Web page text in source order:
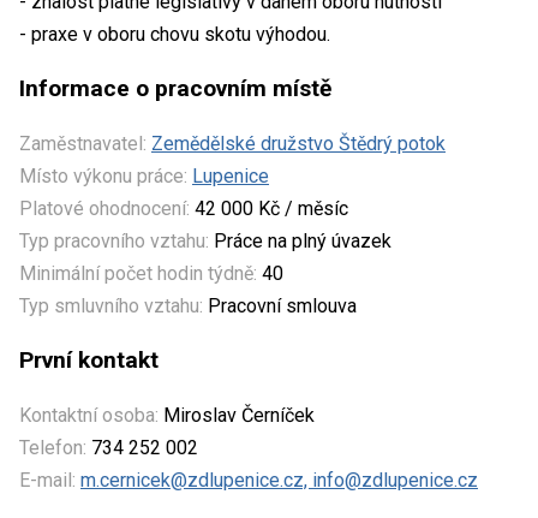
- praxe v oboru chovu skotu výhodou.
Informace o pracovním místě
Zaměstnavatel: Zemědělské družstvo Štědrý potok
Místo výkonu práce: Lupenice
Platové ohodnocení: 42 000 Kč / měsíc
Typ pracovního vztahu: Práce na plný úvazek
Minimální počet hodin týdně: 40
Typ smluvního vztahu: Pracovní smlouva
První kontakt
Kontaktní osoba: Miroslav Černíček
Telefon: 734 252 002
E-mail: m.cernicek@zdlupenice.cz, info@zdlupenice.cz